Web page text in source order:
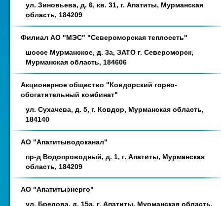
ул. Зиновьева, д. 6, кв. 31, г. Апатиты, Мурманская
область, 184209
Филиал АО "МЭС" "Североморская теплосеть"
шоссе Мурманское, д. 3а, ЗАТО г. Североморск,
Мурманская область, 184606
Акционерное общество "Ковдорский горно-
обогатительный комбинат"
ул. Сухачева, д. 5, г. Ковдор, Мурманская область,
184140
АО "Апатитыводоканал"
пр-д Водопроводный, д. 1, г. Апатиты, Мурманская
область, 184209
АО "Апатитыэнерго"
ул. Бредова, д. 15а, г. Апатиты, Мурманская область,